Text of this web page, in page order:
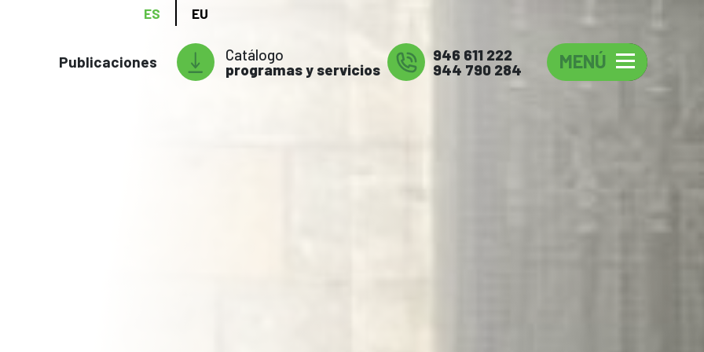
ES EU
Publicaciones
Catálogo
programas y servicios
946 611 222
944 790 284
MENÚ